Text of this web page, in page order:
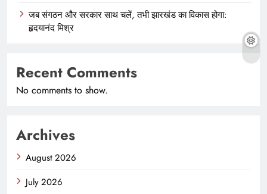
जब संगठन और सरकार साथ चलें, तभी झारखंड का विकास होगा:
हृदयानंद मिश्र
Recent Comments
No comments to show.
Archives
August 2026
July 2026